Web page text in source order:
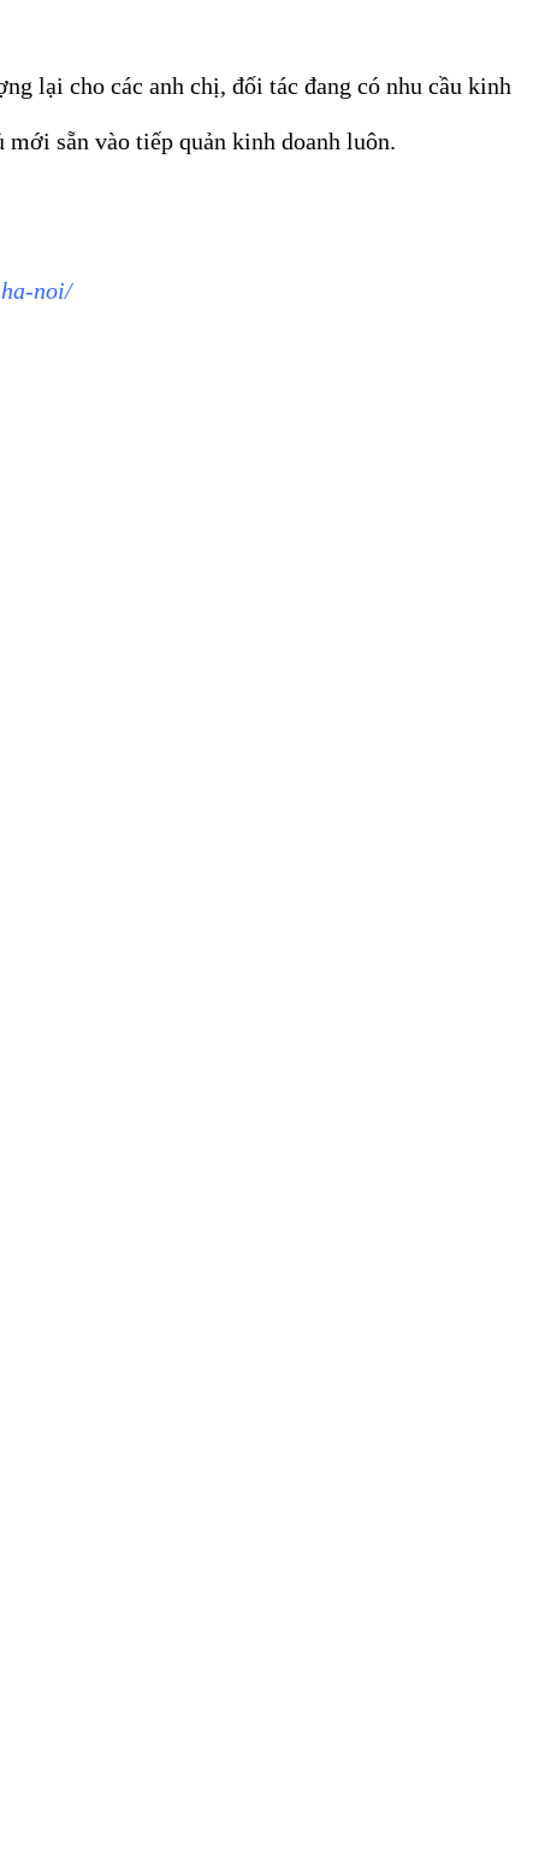
lại cho các anh chị, đối tác đang có nhu cầu kinh
sẵn vào tiếp quản kinh doanh luôn.
noi/